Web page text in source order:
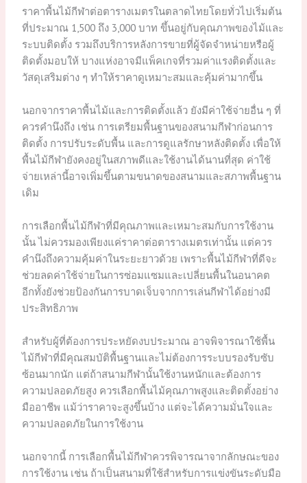
ราคาพื้นไม้กีฬาต่อตารางเมตรในตลาดไทยโดยทั่วไปเริ่มต้น
ที่ประมาณ 1,500 ถึง 3,000 บาท ขึ้นอยู่กับคุณภาพของไม้และ
ระบบติดตั้ง รวมถึงบริการหลังการขายที่ผู้จัดจำหน่ายหรือผู้
ติดตั้งมอบให้ บางแห่งอาจมีแพ็คเกจที่รวมค่าแรงติดตั้งและ
วัสดุเสริมต่าง ๆ ทำให้ราคาดูเหมาะสมและคุ้มค่ามากขึ้น
นอกจากราคาพื้นไม้และการติดตั้งแล้ว ยังมีค่าใช้จ่ายอื่น ๆ ที่
ควรคำนึงถึง เช่น การเตรียมพื้นฐานของสนามกีฬาก่อนการ
ติดตั้ง การปรับระดับพื้น และการดูแลรักษาหลังติดตั้ง เพื่อให้
พื้นไม้กีฬายังคงอยู่ในสภาพดีและใช้งานได้นานที่สุด ค่าใช้
จ่ายเหล่านี้อาจเพิ่มขึ้นตามขนาดของสนามและสภาพพื้นฐาน
เดิม
การเลือกพื้นไม้กีฬาที่มีคุณภาพและเหมาะสมกับการใช้งาน
นั้น ไม่ควรมองเพียงแค่ราคาต่อตารางเมตรเท่านั้น แต่ควร
คำนึงถึงความคุ้มค่าในระยะยาวด้วย เพราะพื้นไม้กีฬาที่ดีจะ
ช่วยลดค่าใช้จ่ายในการซ่อมแซมและเปลี่ยนพื้นในอนาคต
อีกทั้งยังช่วยป้องกันการบาดเจ็บจากการเล่นกีฬาได้อย่างมี
ประสิทธิภาพ
สำหรับผู้ที่ต้องการประหยัดงบประมาณ อาจพิจารณาใช้พื้น
ไม้กีฬาที่มีคุณสมบัติพื้นฐานและไม่ต้องการระบบรองรับซับ
ซ้อนมากนัก แต่ถ้าสนามกีฬานั้นใช้งานหนักและต้องการ
ความปลอดภัยสูง ควรเลือกพื้นไม้คุณภาพสูงและติดตั้งอย่าง
มืออาชีพ แม้ว่าราคาจะสูงขึ้นบ้าง แต่จะได้ความมั่นใจและ
ความปลอดภัยในการใช้งาน
นอกจากนี้ การเลือกพื้นไม้กีฬาควรพิจารณาจากลักษณะของ
การใช้งาน เช่น ถ้าเป็นสนามที่ใช้สำหรับการแข่งขันระดับมือ